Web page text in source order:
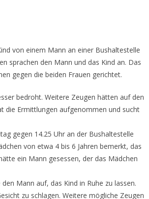
von einem Mann an einer Bushaltestelle
sprachen den Mann und das Kind an. Das
gegen die beiden Frauen gerichtet.
bedroht. Weitere Zeugen hätten auf den
die Ermittlungen aufgenommen und sucht
gegen 14.25 Uhr an der Bushaltestelle
von etwa 4 bis 6 Jahren bemerkt, das
ein Mann gesessen, der das Mädchen
Mann auf, das Kind in Ruhe zu lassen.
zu schlagen. Weitere mögliche Zeugen